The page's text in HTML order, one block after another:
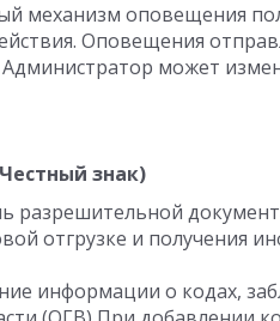
механизм оповещения
Оповещения
может
знак)
разрешительной
отгрузке и получения
информации о кодах,